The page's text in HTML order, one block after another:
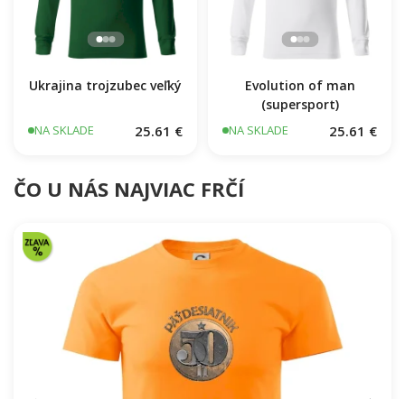
Ukrajina trojzubec veľký
NA SKLADE 25.61 €
Evolution of man
(supersport)
NA SKLADE 25.61 €
ČO U NÁS NAJVIAC FRČÍ